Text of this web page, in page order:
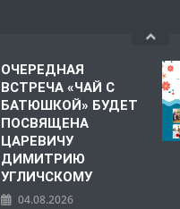
ОЧЕРЕДНАЯ
ВСТРЕЧА «ЧАЙ С
БАТЮШКОЙ» БУДЕТ
ПОСВЯЩЕНА
ЦАРЕВИЧУ
ДИМИТРИЮ
УГЛИЧСКОМУ
04.08.2026